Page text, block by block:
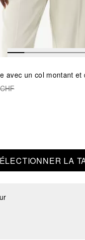
avec un col montant et
LA